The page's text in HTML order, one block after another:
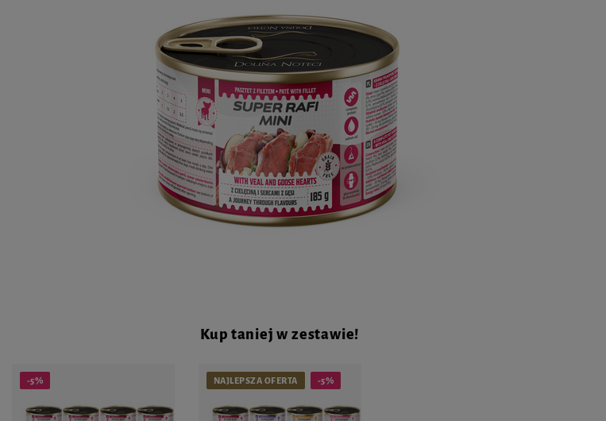
Kup taniej w zestawie!
-5% NAJLEPSZA OFERTA -5%